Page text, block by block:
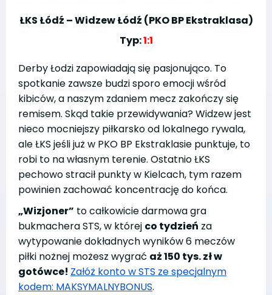
ŁKS Łódź – Widzew Łódź (PKO BP Ekstraklasa)
Typ:1:1
Derby Łodzi zapowiadają się pasjonująco. To
spotkanie zawsze budzi sporo emocji wśród
kibiców, a naszym zdaniem mecz zakończy się
remisem. Skąd takie przewidywania? Widzew jest
nieco mocniejszy piłkarsko od lokalnego rywala,
ale ŁKS jeśli już w PKO BP Ekstraklasie punktuje, to
robi to na własnym terenie. Ostatnio ŁKS
pechowo stracił punkty w Kielcach, tym razem
powinien zachować koncentrację do końca.
„Wizjoner” to całkowicie darmowa gra
bukmachera STS, w której co tydzień za
wytypowanie dokładnych wyników 6 meczów
piłki nożnej możesz wygrać aż 150 tys. zł w
gotówce! Załóż konto w STS ze specjalnym
kodem: MAKSYMALNYBONUS.